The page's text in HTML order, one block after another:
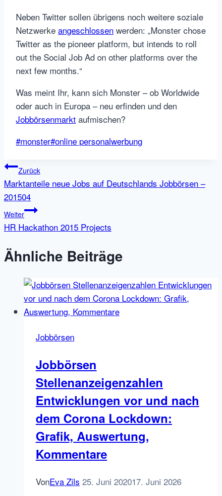
Neben Twitter sollen übrigens noch weitere soziale
Netzwerke angeschlossen werden: „Monster chose
Twitter as the pioneer platform, but intends to roll
out the Social Job Ad on other platforms over the
next few months.“
Was meint Ihr, kann sich Monster – ob Worldwide
oder auch in Europa – neu erfinden und den
Jobbörsenmarkt aufmischen?
Schlagworte:
#monster#online personalwerbung
Beitragsnavigation
Zurück
Marktanteile neue Jobs auf Deutschlands Jobbörsen –
201504
Weiter
HR Hackathon 2015 Projects
Ähnliche Beiträge
Jobbörsen
Jobbörsen
Stellenanzeigenzahlen
Entwicklungen vor und nach
dem Corona Lockdown:
Grafik, Auswertung,
Kommentare
VonEva Zils 25. Juni 202017. Juni 2026